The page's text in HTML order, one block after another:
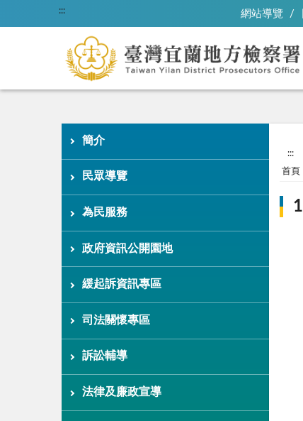
::: 網站導覽
簡介
民眾導覽
為民服務
政府資訊公開園地
緩起訴資訊專區
司法關懷專區
訴訟輔導
法律及廉政宣導
:::
首頁